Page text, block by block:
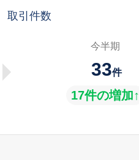
取引件数
今半期
33件
17件の増加↑